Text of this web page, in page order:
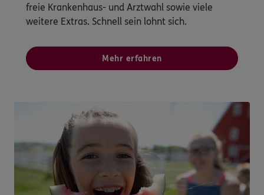
freie Krankenhaus- und Arztwahl sowie viele
weitere Extras. Schnell sein lohnt sich.
Mehr erfahren